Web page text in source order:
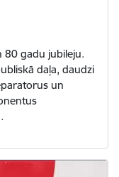
80 gadu jubileju.
daļa, daudzi
un